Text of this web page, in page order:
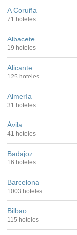
A Coruña
71 hoteles
Albacete
19 hoteles
Alicante
125 hoteles
Almería
31 hoteles
Ávila
41 hoteles
Badajoz
16 hoteles
Barcelona
1003 hoteles
Bilbao
115 hoteles